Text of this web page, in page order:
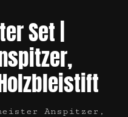
Set
Anspitzer,